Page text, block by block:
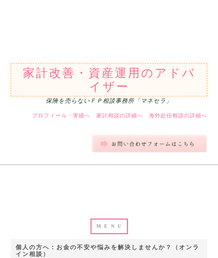
家計改善・資産運用のアドバ
イザー
保険を売らないＦＰ相談事務所「マネセラ」
プロフィール・実績へ 家計相談の詳細へ 海外赴任相談の詳細へ
個人の方へ：お金の不安や悩みを解決しませんか？（オンラ
イン相談）